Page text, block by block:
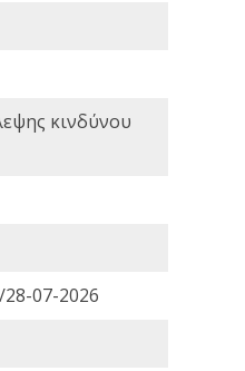
κινδύνου
07-2026